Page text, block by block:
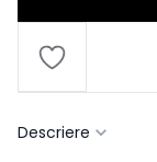
Descriere